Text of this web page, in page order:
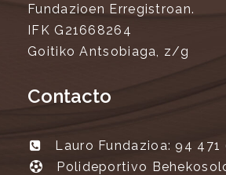
Fundazioen Erregistroan.
IFK G21668264
Goitiko Antsobiaga, z/g
Contacto
Lauro Fundazioa: 94 471
Polideportivo